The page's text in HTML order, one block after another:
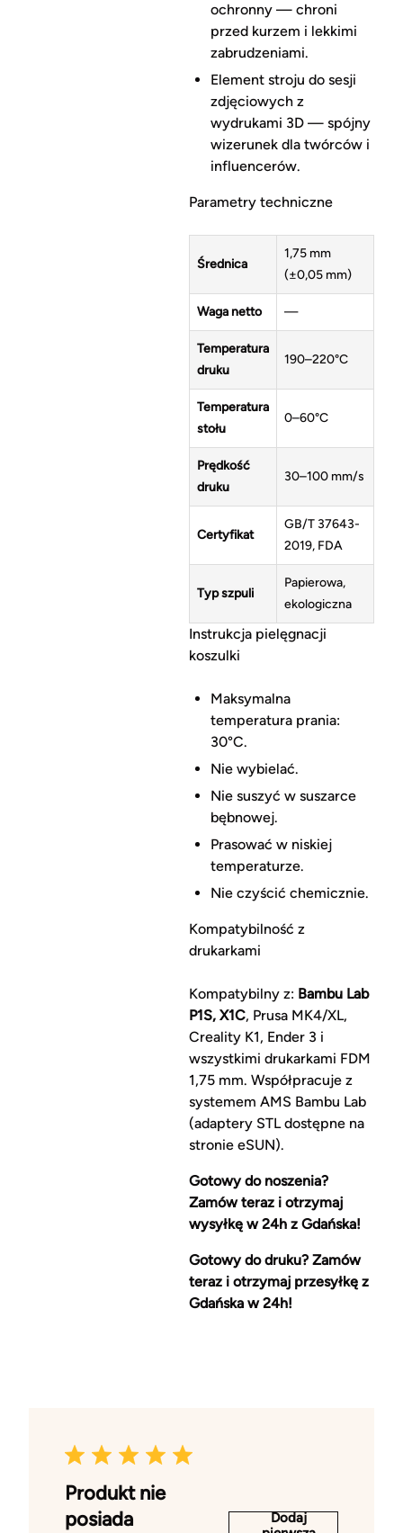
ochronny — chroni
przed kurzem i lekkimi
zabrudzeniami.
Element stroju do sesji
zdjęciowych z
wydrukami 3D — spójny
wizerunek dla twórców i
influencerów.
Parametry techniczne
Średnica
1,75 mm
(±0,05 mm)
Waga netto —
Temperatura
druku
190–220°C
Temperatura
stołu
0–60°C
Prędkość
druku
30–100 mm/s
Certyfikat
GB/T 37643-
2019, FDA
Typ szpuli
Papierowa,
ekologiczna
Instrukcja pielęgnacji
koszulki
Maksymalna
temperatura prania:
30°C.
Nie wybielać.
Nie suszyć w suszarce
bębnowej.
Prasować w niskiej
temperaturze.
Nie czyścić chemicznie.
Kompatybilność z
drukarkami
Kompatybilny z: Bambu Lab
P1S, X1C, Prusa MK4/XL,
Creality K1, Ender 3 i
wszystkimi drukarkami FDM
1,75 mm. Współpracuje z
systemem AMS Bambu Lab
(adaptery STL dostępne na
stronie eSUN).
Gotowy do noszenia?
Zamów teraz i otrzymaj
wysyłkę w 24h z Gdańska!
Gotowy do druku? Zamów
teraz i otrzymaj przesyłkę z
Gdańska w 24h!
Produkt nie
posiada
Dodaj